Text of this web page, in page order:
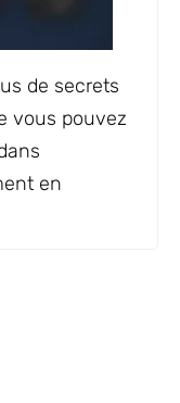
de secrets
vous pouvez
en